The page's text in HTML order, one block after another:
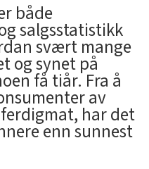
både
salgsstatistikk
svært mange
og synet på
få tiår. Fra å
av
har det
enn sunnest